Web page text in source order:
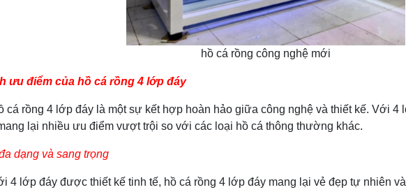
hồ cá rồng công nghệ mới
ưu điểm của hồ cá rồng 4 lớp đáy
4 lớp đáy là một sự kết hợp hoàn hảo giữa công nghệ và thiết kế. Với 4
lại nhiều ưu điểm vượt trội so với các loại hồ cá thông thường khác.
dạng và sang trọng
đáy được thiết kế tinh tế, hồ cá rồng 4 lớp đáy mang lại vẻ đẹp tự nhiên và